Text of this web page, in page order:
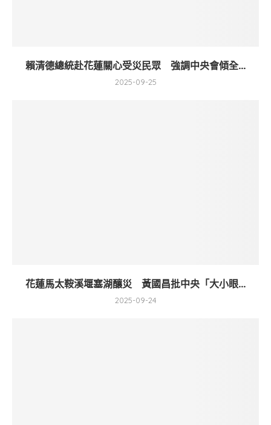
賴清德總統赴花蓮關心受災民眾 強調中央會傾全...
2025-09-25
花蓮馬太鞍溪堰塞湖釀災 黃國昌批中央「大小眼...
2025-09-24